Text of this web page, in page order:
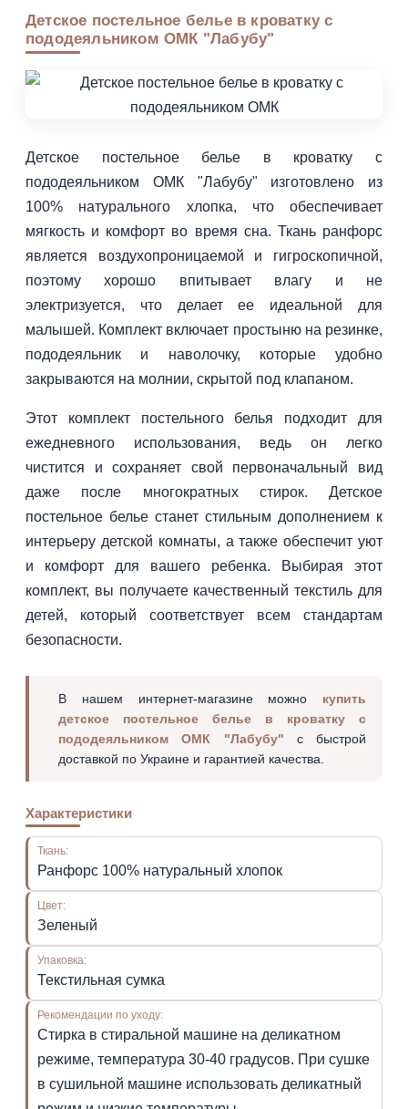
Детское постельное белье в кроватку с
пододеяльником ОМК "Лабубу"
Детское постельное белье в кроватку с
пододеяльником ОМК "Лабубу" изготовлено из
100% натурального хлопка, что обеспечивает
мягкость и комфорт во время сна. Ткань ранфорс
является воздухопроницаемой и гигроскопичной,
поэтому хорошо впитывает влагу и не
электризуется, что делает ее идеальной для
малышей. Комплект включает простыню на резинке,
пододеяльник и наволочку, которые удобно
закрываются на молнии, скрытой под клапаном.
Этот комплект постельного белья подходит для
ежедневного использования, ведь он легко
чистится и сохраняет свой первоначальный вид
даже после многократных стирок. Детское
постельное белье станет стильным дополнением к
интерьеру детской комнаты, а также обеспечит уют
и комфорт для вашего ребенка. Выбирая этот
комплект, вы получаете качественный текстиль для
детей, который соответствует всем стандартам
безопасности.
В нашем интернет-магазине можно купить
детское постельное белье в кроватку с
пододеяльником ОМК "Лабубу" с быстрой
доставкой по Украине и гарантией качества.
Характеристики
Ткань:
Ранфорс 100% натуральный хлопок
Цвет:
Зеленый
Упаковка:
Текстильная сумка
Рекомендации по уходу:
Стирка в стиральной машине на деликатном
режиме, температура 30-40 градусов. При сушке
в сушильной машине использовать деликатный